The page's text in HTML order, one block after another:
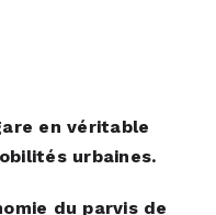
en véritable
urbaines.
du parvis de